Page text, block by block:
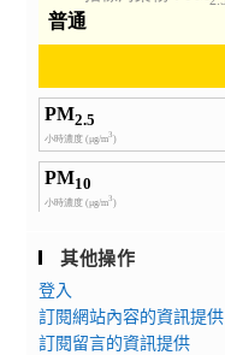
其他操作
登入
訂閱網站內容的資訊提供
訂閱留言的資訊提供